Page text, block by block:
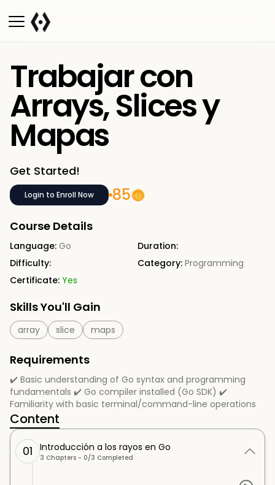
Trabajar con
Arrays, Slices y
Mapas
Get Started!
Login to Enroll Now 85
Course Details
Language: Go
Duration:
Difficulty:
Category: Programming
Certificate: Yes
Skills You'll Gain
array slice maps
Requirements
✔️ Basic understanding of Go syntax and programming
fundamentals ✔️ Go compiler installed (Go SDK) ✔️
Familiarity with basic terminal/command-line operations
Content
01 Introducción a los rayos en Go
3 Chapters - 0/3 Completed